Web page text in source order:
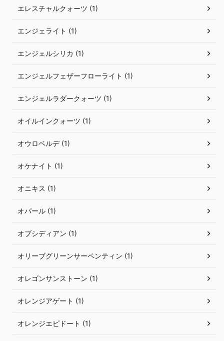
エレスチャルクォーツ (1)
エンジェライト (1)
エンジェルシリカ (1)
エンジェルフェザーフローライト (1)
エンジェルラダークォーツ (1)
オイルインクォーツ (1)
オウロベルデ (1)
オケナイト (1)
オニキス (1)
オパール (1)
オブシディアン (1)
オリーブグリーンサーペンティン (1)
オレゴンサンストーン (1)
オレンジアゲート (1)
オレンジエピドート (1)